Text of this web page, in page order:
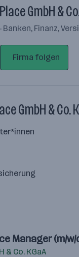
GmbH &
Banken, Finanz,
Firma folgen
GmbH & Co.
Manager (m/w/
& Co. KGaA